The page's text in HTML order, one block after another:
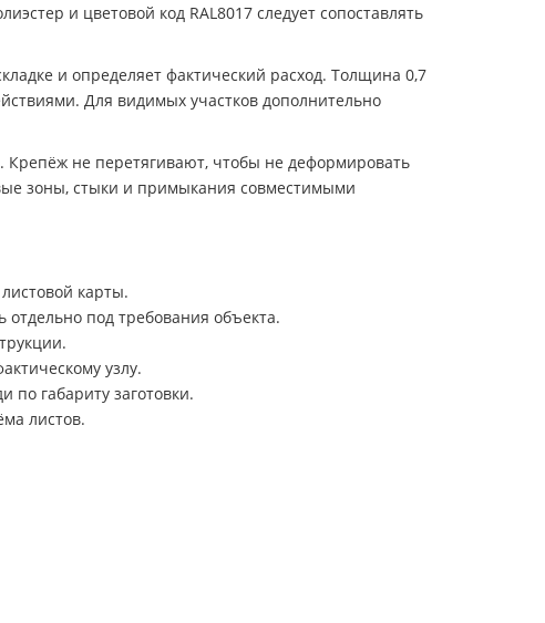
и цветовой код RAL8017 следует сопоставлять
и определяет фактический расход. Толщина 0,7
Для видимых участков дополнительно
Крепёж не перетягивают, чтобы не деформировать
зоны, стыки и примыкания совместимыми
карты.
под требования объекта.
узлу.
габариту заготовки.
листов.